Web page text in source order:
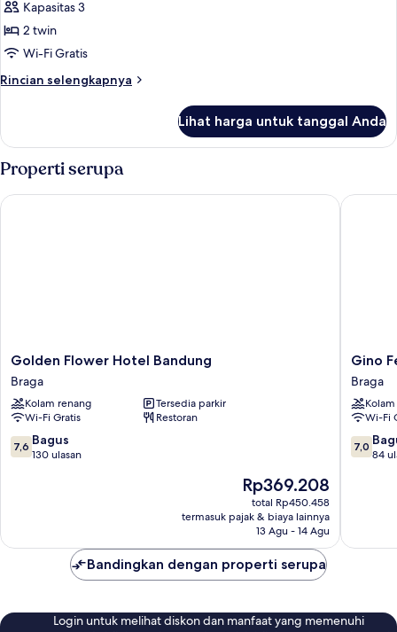
foto
untuk
Executive
Twin
Kapasitas 3
2 twin
Wi-Fi Gratis
Rincian selengkapnya
Rincian
Executive
Twin
Bedroom
Lihat harga untuk tanggal Anda
Properti serupa
Golden
Flower
Hotel
Bandung
Braga
Golden Flower Hotel Bandung
Braga
Kolam renang
Tersedia parkir
Wi-Fi Gratis
Restoran
7.6
dari
7,6 Bagus
130 ulasan
Harga
sekarang
Rp369.208
Rp369.208
total Rp450.458
termasuk pajak & biaya lainnya
13 Agu - 14 Agu
Golden Flower Hotel Bandung
Gino
Feruci
Braga
Braga
Gino
Braga
Wi-Fi
7.0
dari
7,0
84
Gino
Bandingkan dengan properti serupa
Login untuk melihat diskon dan manfaat yang memenuhi